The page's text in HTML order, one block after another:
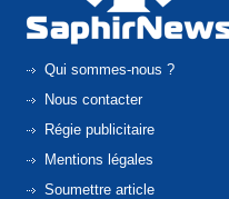
Qui sommes-nous ?
Nous contacter
Régie publicitaire
Mentions légales
Soumettre article